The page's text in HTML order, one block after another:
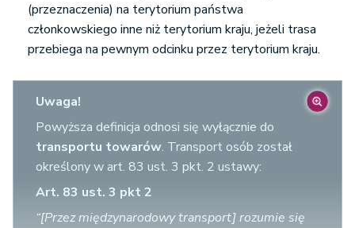
(przeznaczenia) na terytorium państwa
członkowskiego inne niż terytorium kraju, jeżeli trasa
przebiega na pewnym odcinku przez terytorium kraju.
Uwaga!
Powyższa definicja odnosi się wyłącznie do
transportu towarów. Transport osób został
określony w art. 83 ust. 3 pkt. 2 ustawy:
Art. 83 ust. 3 pkt 2
“[Przez międzynarodowy transport] rozumie się